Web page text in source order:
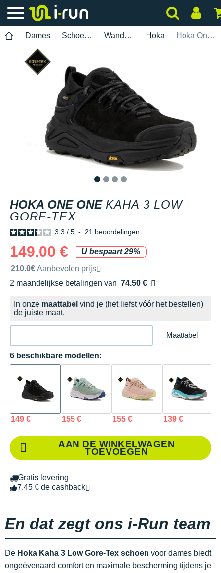
Dames Schoenen Wandelen Hoka Hoka One One Kaha 3 Low Gore-Tex
HOKA ONE ONE KAHA 3 LOW
GORE-TEX
3.3 / 5 - 21 beoordelingen
149.00 €
U bespaart 29%
Door het merk aanbevolen verkoopprijs
210.0€ Aanbevolen prijs
2 maandelijkse betalingen van 74.50 €
zonder kosten
In onze maattabel vind je (het liefst vóór het bestellen)
de juiste maat.
Maattabel
6 beschikbare modellen:
149 € 155 € 155 € 139 €
AAN DE WINKELWAGEN
TOEVOEGEN
Gratis levering
7.45 € de cashback
En dat zegt ons i-Run team
De Hoka Kaha 3 Low Gore-Tex schoen voor dames biedt
ongeëvenaard comfort en maximale bescherming tijdens je